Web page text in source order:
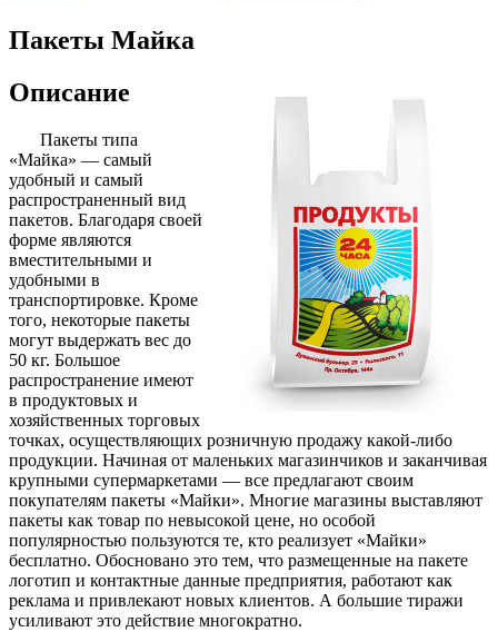
Пакеты Майка
Описание
Пакеты типа
«Майка» — самый
удобный и самый
распространенный вид
пакетов. Благодаря своей
форме являются
вместительными и
удобными в
транспортировке. Кроме
того, некоторые пакеты
могут выдержать вес до
50 кг. Большое
распространение имеют
в продуктовых и
хозяйственных торговых
точках, осуществляющих розничную продажу какой-либо
продукции. Начиная от маленьких магазинчиков и заканчивая
крупными супермаркетами — все предлагают своим
покупателям пакеты «Майки». Многие магазины выставляют
пакеты как товар по невысокой цене, но особой
популярностью пользуются те, кто реализует «Майки»
бесплатно. Обосновано это тем, что размещенные на пакете
логотип и контактные данные предприятия, работают как
реклама и привлекают новых клиентов. А большие тиражи
усиливают это действие многократно.